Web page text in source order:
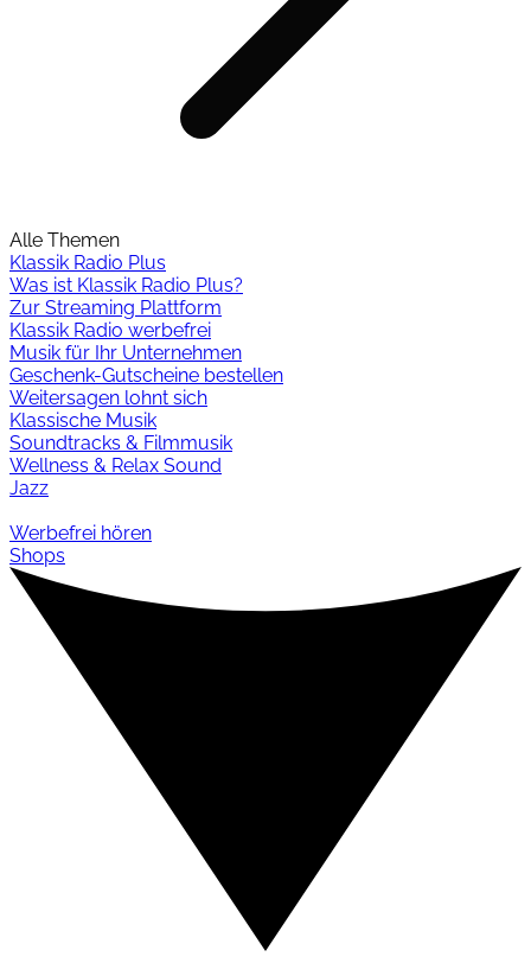
Alle Themen
Klassik Radio Plus
Was ist Klassik Radio Plus?
Zur Streaming Plattform
Klassik Radio werbefrei
Musik für Ihr Unternehmen
Geschenk-Gutscheine bestellen
Weitersagen lohnt sich
Klassische Musik
Soundtracks & Filmmusik
Wellness & Relax Sound
Jazz
Werbefrei hören
Shops